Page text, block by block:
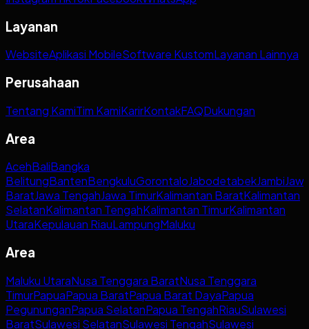
Layanan
WebsiteAplikasi MobileSoftware KustomLayanan Lainnya
Perusahaan
Tentang KamiTim KamiKarirKontakFAQDukungan
Area
AcehBaliBangka
BelitungBantenBengkuluGorontaloJabodetabekJambi
BaratJawa TengahJawa TimurKalimantan BaratKalimantan
SelatanKalimantan TengahKalimantan TimurKalimantan
UtaraKepulauan RiauLampungMaluku
Area
Maluku UtaraNusa Tenggara BaratNusa Tenggara
TimurPapuaPapua BaratPapua Barat DayaPapua
PegununganPapua SelatanPapua TengahRiauSulawesi
BaratSulawesi SelatanSulawesi TengahSulawesi